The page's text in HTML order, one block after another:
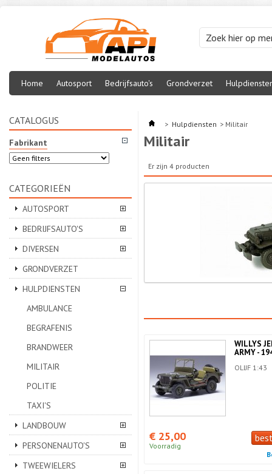
Home Autosport Bedrijfsauto's Grondverzet
CATALOGUS
Fabrikant
CATEGORIEËN
AUTOSPORT
BEDRIJFSAUTO'S
DIVERSEN
GRONDVERZET
HULPDIENSTEN
AMBULANCE
BEGRAFENIS
BRANDWEER
MILITAIR
POLITIE
TAXI'S
LANDBOUW
PERSONENAUTO'S
TWEEWIELERS
> Hulpdiensten > Militair
Militair
Er zijn 4 producten
WILLYS
ARMY -
OLIJF 1:43
€ 25,00
Voorradig